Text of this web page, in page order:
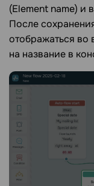
(Element name) и
После
отображаться
на название в